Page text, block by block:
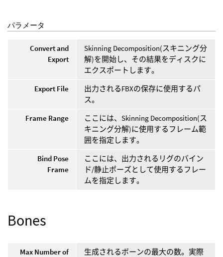
パラメータ
Convert and
Export
Skinning Decomposition(スキニング分
解)を開始し、その結果をディスクに
エクスポートします。
Export File
出力されるFBXの保存に使用するパ
ス。
Frame Range
ここには、Skinning Decomposition(ス
キニング分解)に使用するフレーム範
囲を指定します。
Bind Pose
Frame
ここには、出力されるリグのバイン
ド/静止ポーズとして使用するフレー
ムを指定します。
Bones
Max Number of
生成されるボーンの最大の数。実際